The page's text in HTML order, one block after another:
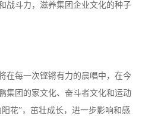
战斗力，滋养集团企业文化的种子
在每一次铿锵有力的晨唱中，在今
集团的家文化、奋斗者文化和运动
阳花”，茁壮成长，进一步影响和感